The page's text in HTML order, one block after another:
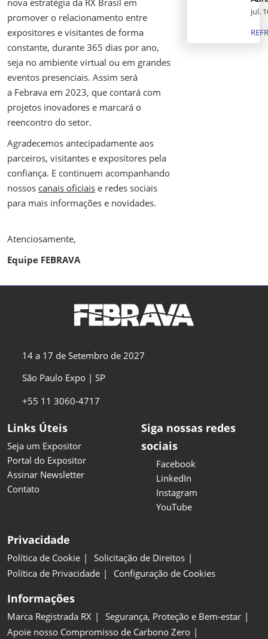
promover o relacionamento entre
expositores e visitantes de forma
constante, durante 365 dias por ano,
seja no ambiente virtual ou em grandes
eventos presenciais. Assim será
a Febrava em 2023, que contará com
projetos inovadores e marcará o
reencontro do setor.
Agradecemos antecipadamente aos
parceiros, visitantes e expositores pela
confiança. E continuem acompanhando
nossos canais oficiais e redes sociais
para mais informações e novidades.
Atenciosamente,
Equipe FEBRAVA
jul.
14 a 17 de Setembro de 2027
São Paulo Expo | SP
+55 11 3060-4717
Links Úteis
Seja um Expositor
Portal do Expositor
Assinar Newsletter
Contato
Siga nossas redes
sociais
Facebook
LinkedIn
Instagram
YouTube
Privacidade
Política de Cookie
Solicitação de Direitos
Política de Privacidade
Configuração de Cookies
Informações
Marca Registrada RX
Segurança, Proteção e Bem-estar
Apoie nosso Compromisso de Carbono Zero